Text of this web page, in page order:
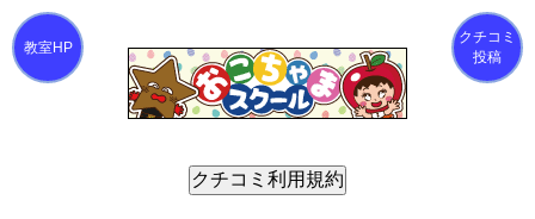
クチコミ
投稿